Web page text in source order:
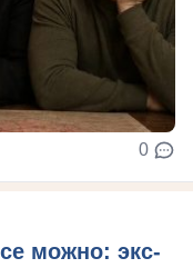
0
можно: экс-